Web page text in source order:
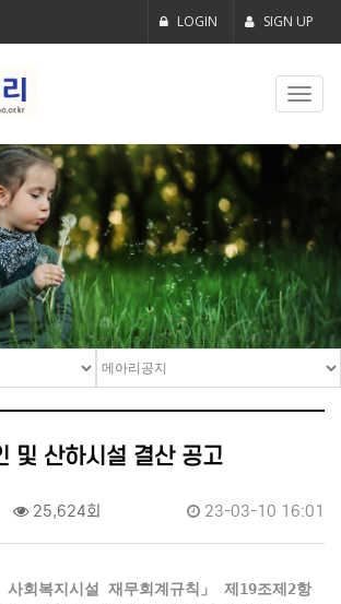
LOGIN SIGN UP
및 산하시설 결산 공고
25,624회 23-03-10 16:01
사회복지시설 재무회계규칙」 제19조제2항